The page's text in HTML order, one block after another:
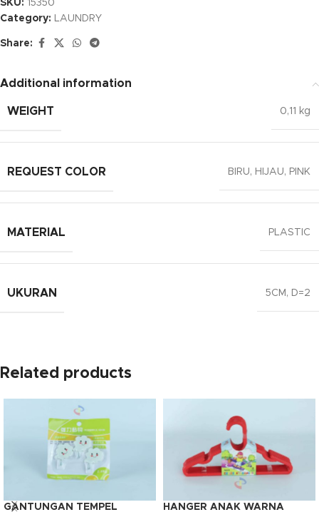
SKU: 15350
Category: LAUNDRY
Share:
Additional information
WEIGHT 0,11 kg
REQUEST COLOR BIRU, HIJAU, PINK
MATERIAL PLASTIC
UKURAN 5CM , D=2
Related products
GANTUNGAN TEMPEL
HANGER ANAK WARNA